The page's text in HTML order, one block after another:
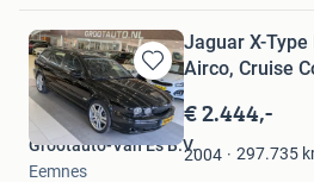
Bewaren
in
Mijn
Favorieten
Jaguar X-Type
Airco, Cruise
€ 2.444,-
2004 297.735
Grootauto-Van Es B.V.
Eemnes